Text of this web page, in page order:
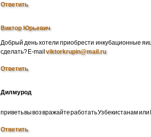
Ответить
Виктор Юрьевич
Добрый день хотели приобрести инкубационные
сделать? E-mailviktorkrupin@mail.ru
Ответить
Дилмурод
приветь вы воз вражайте работать Узбекистанам
Ответить